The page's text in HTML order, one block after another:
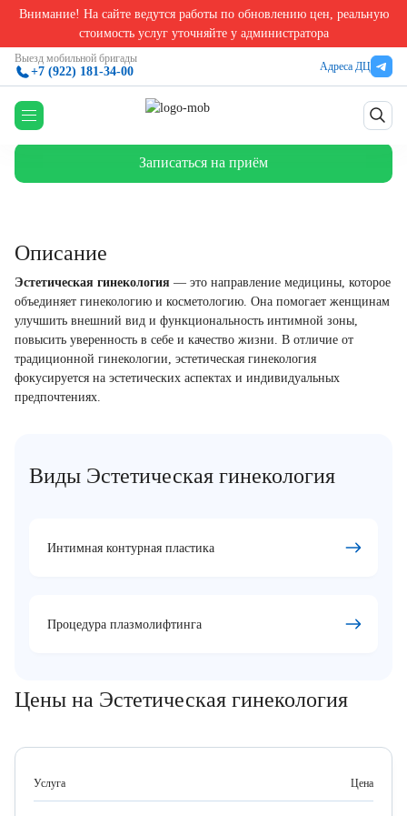
Внимание! На сайте ведутся работы по обновлению цен, реальную
стоимость услуг уточняйте у администратора
Выезд мобильной бригады
+7 (922) 181-34-00 Адреса ДЦ
Эстетическая гинекология
Эстетическая гинекология
Описание
Записаться на приём
Описание
Эстетическая гинекология — это направление медицины, которое
объединяет гинекологию и косметологию. Она помогает женщинам
улучшить внешний вид и функциональность интимной зоны,
повысить уверенность в себе и качество жизни. В отличие от
традиционной гинекологии, эстетическая гинекология
фокусируется на эстетических аспектах и индивидуальных
предпочтениях.
Виды Эстетическая гинекология
Интимная контурная пластика
Процедура плазмолифтинга
Цены на Эстетическая гинекология
Услуга Цена